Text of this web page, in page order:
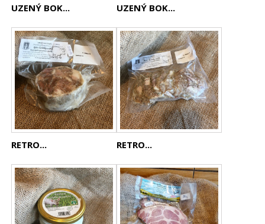
UZENÝ BOK... UZENÝ BOK...
RETRO... RETRO...